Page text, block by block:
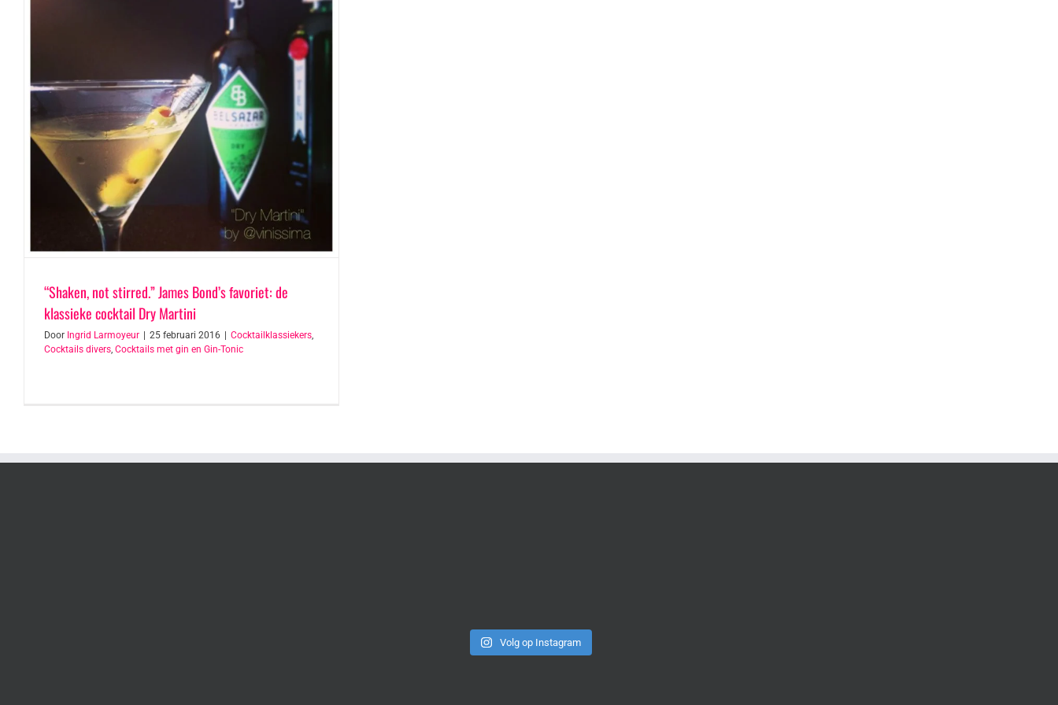
“Shaken, not stirred.” James Bond’s favoriet: de
klassieke cocktail Dry Martini
Door Ingrid Larmoyeur 25 februari 2016 Cocktailklassiekers,
Cocktails divers, Cocktails met gin en Gin-Tonic
Volg op Instagram